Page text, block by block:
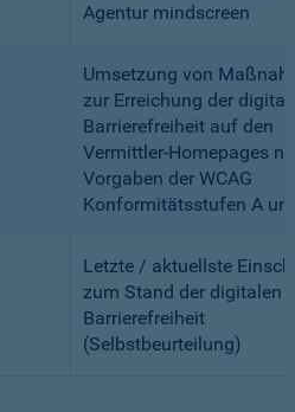
Agentur mindscreen
Umsetzung von
zur Erreichung der
Barrierefreiheit auf den
Vermittler-Homepages
Vorgaben der WCAG
Konformitätsstufen A
Letzte / aktuellste
zum Stand der digitalen
Barrierefreiheit
(Selbstbeurteilung)